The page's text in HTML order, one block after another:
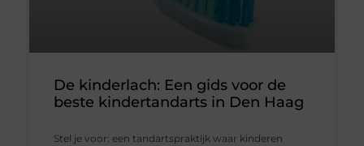
De kinderlach: Een gids voor de
beste kindertandarts in Den Haag
Stel je voor: een tandartspraktijk waar kinderen